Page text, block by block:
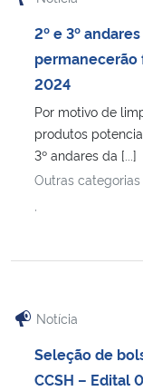
2º e 3º
permanecerão
2024
Por motivo de
produtos
3º andares da [...]
Outras
Notícia
Seleção de
CCSH – Edital